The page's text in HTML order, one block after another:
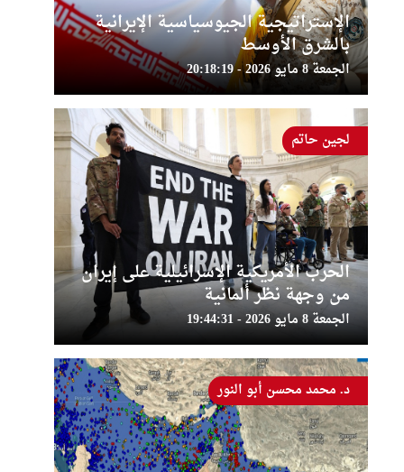
الإستراتيجية الجيوسياسية الإيرانية
بالشرق الأوسط
الجمعة 8 مايو 2026 - 20:18:19
الحرب الأمريكية الإسرائيلية على إيران
من وجهة نظر ألمانية
الجمعة 8 مايو 2026 - 19:44:31
لجين حاتم
د. محمد محسن أبو النور